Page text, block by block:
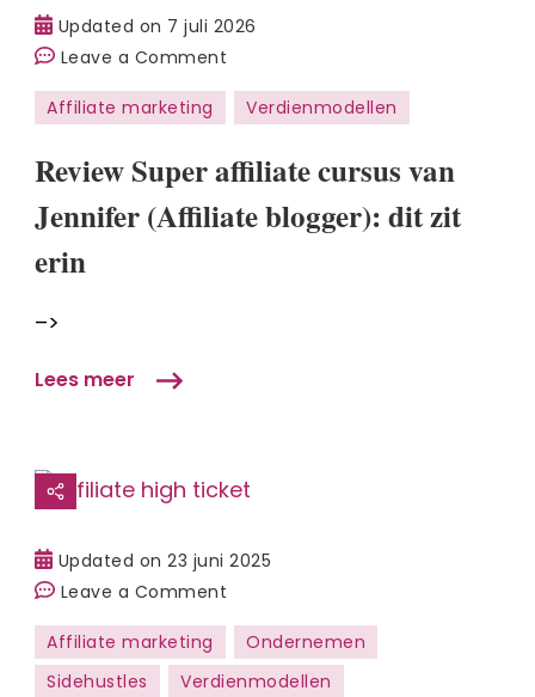
Updated on 7 juli 2026
Leave a Comment
Review
Super
cursus
van
Affiliate marketing Verdienmodellen
Review Super affiliate cursus van
Jennifer (Affiliate blogger): dit zit
erin
–>
Lees meer
Updated on23 juni 2025
Leave a Comment
Affiliate
high
ticket
Affiliate marketing
Ondernemen
Sidehustles
Verdienmodellen